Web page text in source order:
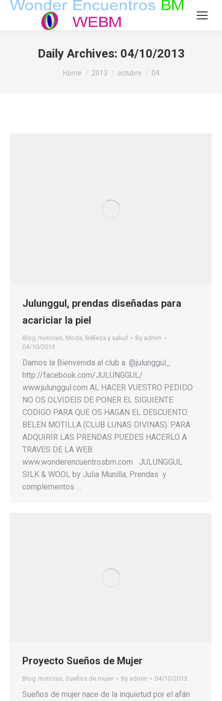
Daily Archives: 04/10/2013
You are here:
Home 2013 octubre 04
Julunggul, prendas diseñadas para
acariciar la piel
Blog /noticias, Moda, Belleza y salud By admin
04/10/2013
Damos la Bienvenida al club a: @julunggul_
http://facebook.com/JULUNGGUL/
www.julunggul.com AL HACER VUESTRO PEDIDO
NO OS OLVIDEIS DE PONER EL SIGUIENTE
CODIGO PARA QUE OS HAGAN EL DESCUENTO:
BELEN MOTILLA (CLUB LUNAS DIVINAS). PARA
ADQUIRIR LAS PRENDAS PUEDES HACERLO A
TRAVES DE LA WEB:
www.wonderencuentrosbm.com JULUNGGUL
SILK & WOOL by Julia Munilla, Prendas y
complementos …
Proyecto Sueños de Mujer
Blog /noticias Sueños de mujer By admin 04/10/2013
Sueños de mujer nace de la inquietud por el afán